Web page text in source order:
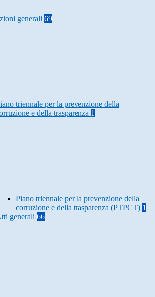
generali 69
triennale per la prevenzione della
e della trasparenza 1
Piano triennale per la prevenzione della
corruzione e della trasparenza (PTPCT) 1
generali 66